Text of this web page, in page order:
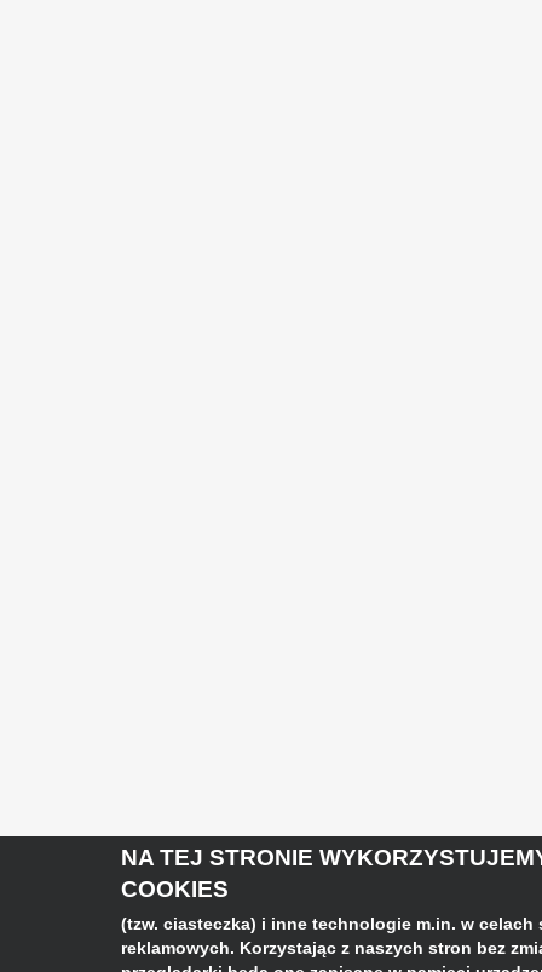
NA TEJ STRONIE
COOKIES
(tzw. ciasteczka) i inne technologie m.in. w
reklamowych. Korzystając z naszych stron bez